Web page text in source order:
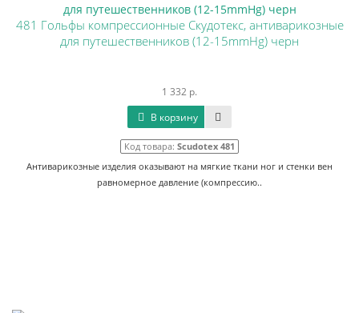
481 Гольфы компрессионные Скудотекс, антиварикозные
для путешественников (12-15mmHg) черн
1 332 р.
В корзину
Код товара: Scudotex 481
Антиварикозные изделия оказывают на мягкие ткани ног и стенки вен
равномерное давление (компрессию..